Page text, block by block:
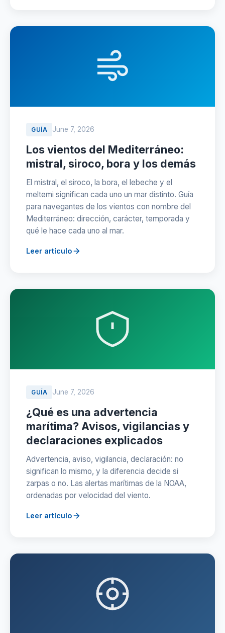
GUÍA June 7, 2026
Los vientos del Mediterráneo:
mistral, siroco, bora y los demás
El mistral, el siroco, la bora, el lebeche y el
meltemi significan cada uno un mar distinto. Guía
para navegantes de los vientos con nombre del
Mediterráneo: dirección, carácter, temporada y
qué le hace cada uno al mar.
Leer artículo
GUÍA June 7, 2026
¿Qué es una advertencia
marítima? Avisos, vigilancias y
declaraciones explicados
Advertencia, aviso, vigilancia, declaración: no
significan lo mismo, y la diferencia decide si
zarpas o no. Las alertas marítimas de la NOAA,
ordenadas por velocidad del viento.
Leer artículo